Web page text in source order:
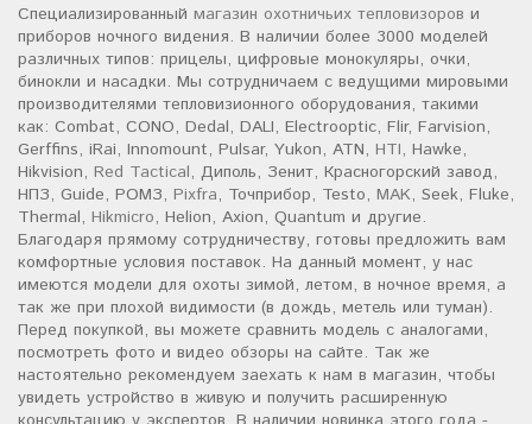
Специализированный магазин охотничьих тепловизоров и
приборов ночного видения. В наличии более 3000 моделей
различных типов: прицелы, цифровые монокуляры, очки,
бинокли и насадки. Мы сотрудничаем с ведущими мировыми
производителями тепловизионного оборудования, такими
как: Combat, CONO, Dedal, DALI, Electrooptic, Flir, Farvision,
Gerffins, iRai, Innomount, Pulsar, Yukon, ATN, HTI, Hawke,
Hikvision, Red Tactical, Диполь, Зенит, Красногорский завод,
НПЗ, Guide, РОМЗ, Pixfra, Точприбор, Testo, MAK, Seek, Fluke,
Thermal, Hikmicro, Helion, Axion, Quantum и другие.
Благодаря прямому сотрудничеству, готовы предложить вам
комфортные условия поставок. На данный момент, у нас
имеются модели для охоты зимой, летом, в ночное время, а
так же при плохой видимости (в дождь, метель или туман).
Перед покупкой, вы можете сравнить модель с аналогами,
посмотреть фото и видео обзоры на сайте. Так же
настоятельно рекомендуем заехать к нам в магазин, чтобы
увидеть устройство в живую и получить расширенную